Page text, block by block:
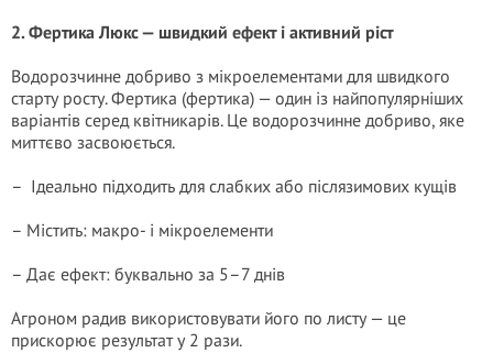
2. Фертика Люкс — швидкий ефект і активний ріст
Водорозчинне добриво з мікроелементами для швидкого
старту росту. Фертика (фертика) — один із найпопулярніших
варіантів серед квітникарів. Це водорозчинне добриво, яке
миттєво засвоюється.
– Ідеально підходить для слабких або післязимових кущів
– Містить: макро- і мікроелементи
– Дає ефект: буквально за 5–7 днів
Агроном радив використовувати його по листу — це
прискорює результат у 2 рази.